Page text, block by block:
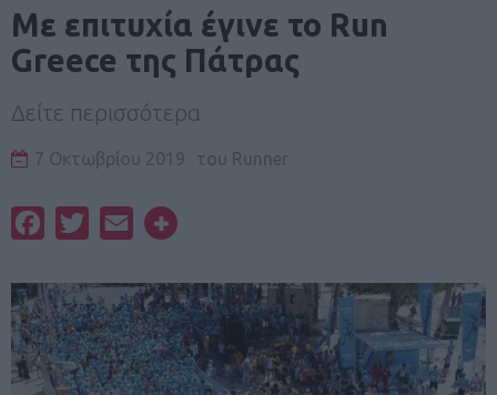
Με επιτυχία έγινε το Run
Greece της Πάτρας
Δείτε περισσότερα
7 Οκτωβρίου 2019 του Runner
FacebookTwitterEmail